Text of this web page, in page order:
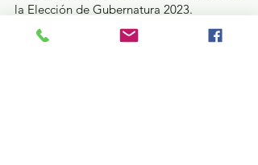
la Elección de Gubernatura 2023.